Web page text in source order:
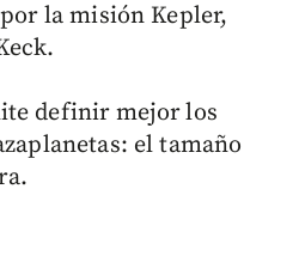
la misión Kepler,
definir mejor los
el tamaño